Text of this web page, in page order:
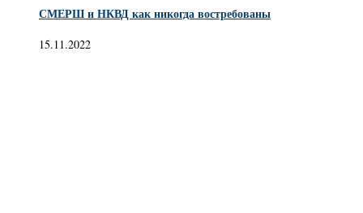
СМЕРШ и НКВД как никогда востребованы
15.11.2022